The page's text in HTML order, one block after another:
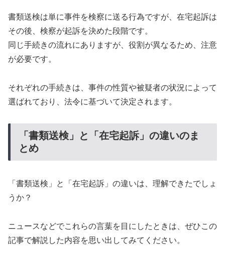
書類送検は単に事件を検察に送る行為ですが、在宅起訴は
その後、検察が起訴を決めた段階です。
同じ手続きの流れにありますが、役割が異なるため、注意
が必要です。
それぞれの手続きは、事件の性質や被疑者の状況によって
選ばれており、法令に基づいて決定されます。
「書類送検」と「在宅起訴」の違いのま
とめ
「書類送検」と「在宅起訴」の違いは、理解できたでしょ
うか？
ニュースなどでこれらの言葉を目にしたときは、ぜひこの
記事で解説した内容を思い出してみてください。